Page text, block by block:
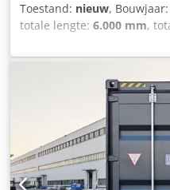
Toestand: nieuw, Bouwjaar:
totale lengte: 6.000 mm,
Opslagcontainer – Zo goed
2026) – Direct
vrijwel nieuwstaat –
bouwcontainer of voor
voordelen in één
goed als nieuw 💪 Zeer
wanddikte) 🌧️ Wind- &
4-voudige sluitstangen 🚚
transporteerbaar 🌬️